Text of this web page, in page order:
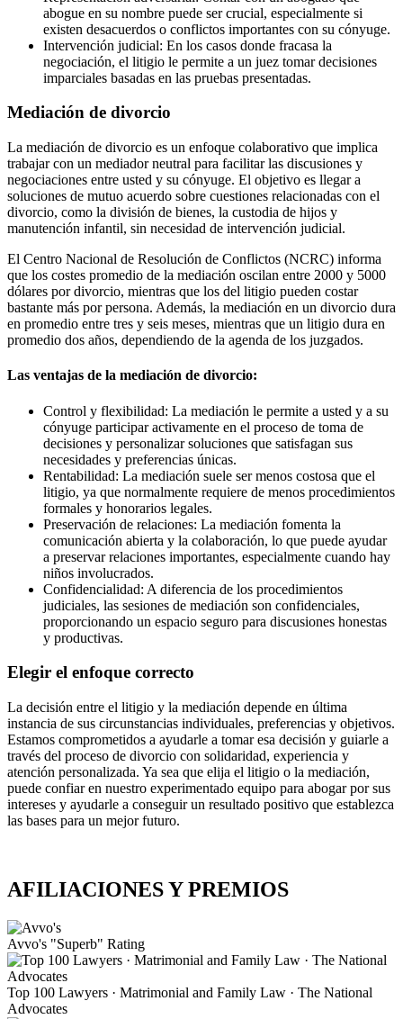
abogue en su nombre puede ser crucial, especialmente si
existen desacuerdos o conflictos importantes con su cónyuge.
Intervención judicial: En los casos donde fracasa la
negociación, el litigio le permite a un juez tomar decisiones
imparciales basadas en las pruebas presentadas.
Mediación de divorcio
La mediación de divorcio es un enfoque colaborativo que implica
trabajar con un mediador neutral para facilitar las discusiones y
negociaciones entre usted y su cónyuge. El objetivo es llegar a
soluciones de mutuo acuerdo sobre cuestiones relacionadas con el
divorcio, como la división de bienes, la custodia de hijos y
manutención infantil, sin necesidad de intervención judicial.
El Centro Nacional de Resolución de Conflictos (NCRC) informa
que los costes promedio de la mediación oscilan entre 2000 y 5000
dólares por divorcio, mientras que los del litigio pueden costar
bastante más por persona. Además, la mediación en un divorcio dura
en promedio entre tres y seis meses, mientras que un litigio dura en
promedio dos años, dependiendo de la agenda de los juzgados.
Las ventajas de la mediación de divorcio:
Control y flexibilidad: La mediación le permite a usted y a su
cónyuge participar activamente en el proceso de toma de
decisiones y personalizar soluciones que satisfagan sus
necesidades y preferencias únicas.
Rentabilidad: La mediación suele ser menos costosa que el
litigio, ya que normalmente requiere de menos procedimientos
formales y honorarios legales.
Preservación de relaciones: La mediación fomenta la
comunicación abierta y la colaboración, lo que puede ayudar
a preservar relaciones importantes, especialmente cuando hay
niños involucrados.
Confidencialidad: A diferencia de los procedimientos
judiciales, las sesiones de mediación son confidenciales,
proporcionando un espacio seguro para discusiones honestas
y productivas.
Elegir el enfoque correcto
La decisión entre el litigio y la mediación depende en última
instancia de sus circunstancias individuales, preferencias y objetivos.
Estamos comprometidos a ayudarle a tomar esa decisión y guiarle a
través del proceso de divorcio con solidaridad, experiencia y
atención personalizada. Ya sea que elija el litigio o la mediación,
puede confiar en nuestro experimentado equipo para abogar por sus
intereses y ayudarle a conseguir un resultado positivo que establezca
las bases para un mejor futuro.
AFILIACIONES Y PREMIOS
Avvo's "Superb" Rating
Top 100 Lawyers · Matrimonial and Family Law · The National
Advocates